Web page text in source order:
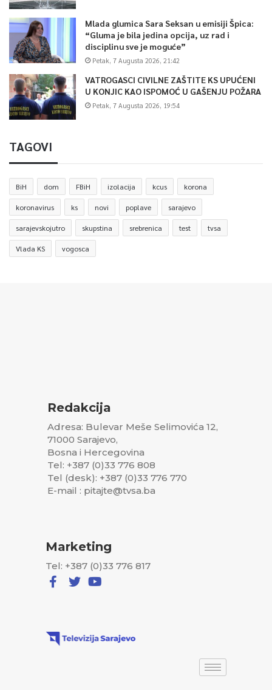
Mlada glumica Sara Seksan u emisiji Špica:
“Gluma je bila jedina opcija, uz rad i
disciplinu sve je moguće”
Petak, 7 Augusta 2026, 21:42
VATROGASCI CIVILNE ZAŠTITE KS UPUĆENI
U KONJIC KAO ISPOMOĆ U GAŠENJU POŽARA
Petak, 7 Augusta 2026, 19:54
TAGOVI
BiH dom FBiH izolacija kcus korona
koronavirus ks novi poplave sarajevo
sarajevskojutro skupstina srebrenica test tvsa
Vlada KS vogosca
Redakcija
Adresa: Bulevar Meše Selimovića 12,
71000 Sarajevo,
Bosna i Hercegovina
Tel: +387 (0)33 776 808
Tel (desk): +387 (0)33 776 770
E-mail : pitajte@tvsa.ba
Marketing
Tel: +387 (0)33 776 817